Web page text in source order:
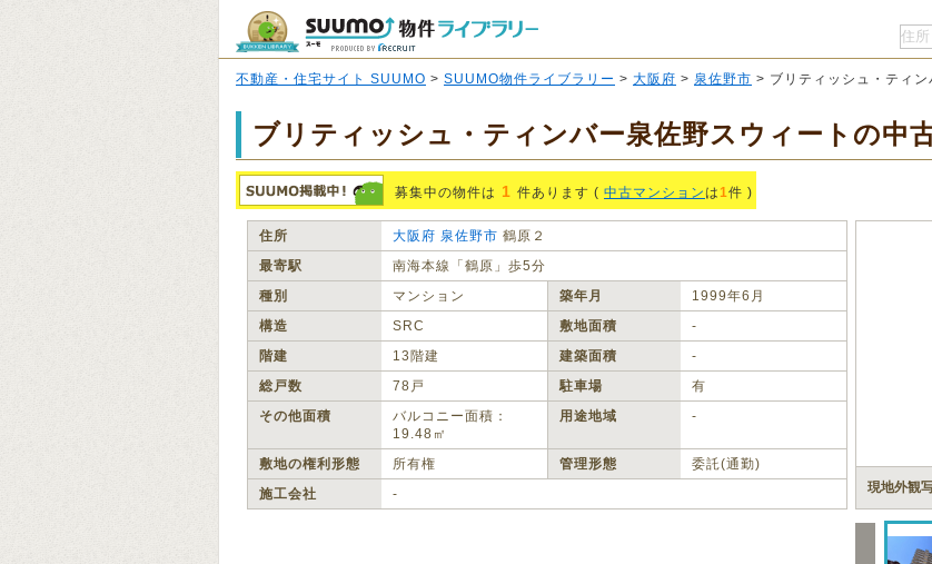
不動産・住宅サイト SUUMO > SUUMO物件ライブラリー > 大阪府 > 泉佐野市 > ブリティッシュ・ティン
ブリティッシュ・ティンバー泉佐野スウィートの中
募集中の物件は 1 件あります ( 中古マンションは1件 )
住所 大阪府 泉佐野市 鶴原２
最寄駅
南海本線「鶴原」歩5分
種別
マンション 築年月
1999年6月
構造
SRC 敷地面積
‐
階建
13階建 建築面積
‐
総戸数
78戸 駐車場
有
その他面積
バルコニー面積：
19.48㎡
用途地域 ‐
敷地の権利形態 所有権 管理形態
委託(通勤)
施工会社
‐ 現地外観